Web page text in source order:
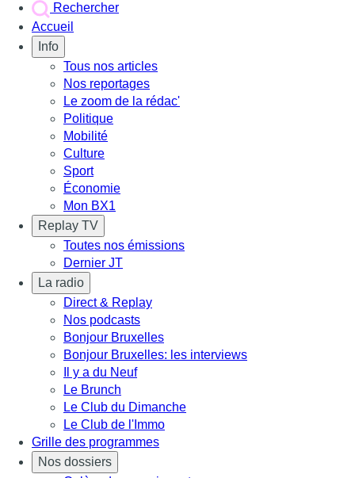
Rechercher
Accueil
Info
Tous nos articles
Nos reportages
Le zoom de la rédac'
Politique
Mobilité
Culture
Sport
Économie
Mon BX1
Replay TV
Toutes nos émissions
Dernier JT
La radio
Direct & Replay
Nos podcasts
Bonjour Bruxelles
Bonjour Bruxelles: les interviews
Il y a du Neuf
Le Brunch
Le Club du Dimanche
Le Club de l'Immo
Grille des programmes
Nos dossiers